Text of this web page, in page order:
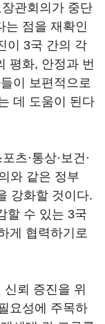
관회의가 중단
는 점을 재확인
이 3국 간의 각
평화, 안정과 번
이 보편적으로
데 도움이 된다
츠·통상·보건·
와 같은 정부
강화할 것이다.
할 수 있는 3국
게 협력하기로
뢰 증진을 위
요성에 주목하